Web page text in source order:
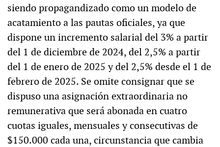
siendo propagandizado como un modelo de
acatamiento a las pautas oficiales, ya que
dispone un incremento salarial del 3% a partir
del 1 de diciembre de 2024, del 2,5% a partir
del 1 de enero de 2025 y del 2,5% desde el 1 de
febrero de 2025. Se omite consignar que se
dispuso una asignación extraordinaria no
remunerativa que será abonada en cuatro
cuotas iguales, mensuales y consecutivas de
$150.000 cada una, circunstancia que cambia